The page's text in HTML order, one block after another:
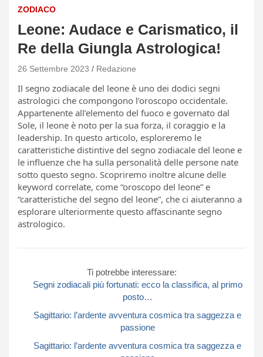
ZODIACO
Leone: Audace e Carismatico, il
Re della Giungla Astrologica!
26 Settembre 2023 Redazione
Il segno zodiacale del leone è uno dei dodici segni
astrologici che compongono l’oroscopo occidentale.
Appartenente all’elemento del fuoco e governato dal
Sole, il leone è noto per la sua forza, il coraggio e la
leadership. In questo articolo, esploreremo le
caratteristiche distintive del segno zodiacale del leone e
le influenze che ha sulla personalità delle persone nate
sotto questo segno. Scopriremo inoltre alcune delle
keyword correlate, come “oroscopo del leone” e
“caratteristiche del segno del leone”, che ci aiuteranno a
esplorare ulteriormente questo affascinante segno
astrologico.
Ti potrebbe interessare:
Segni zodiacali più fortunati: ecco la classifica, al primo
posto…
Sagittario: l’ardente avventura cosmica tra saggezza e
passione
Sagittario: l’ardente avventura cosmica tra saggezza e